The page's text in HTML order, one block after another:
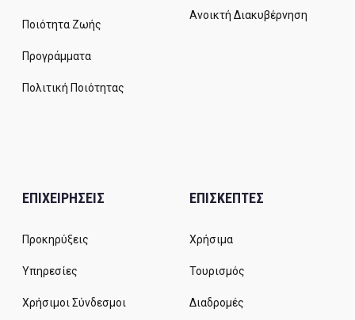
Ποιότητα Ζωής
Προγράμματα
Πολιτική Ποιότητας
Ανοικτή Διακυβέρνηση
ΕΠΙΧΕΙΡΗΣΕΙΣ
Προκηρύξεις
Υπηρεσίες
Χρήσιμοι Σύνδεσμοι
ΕΠΙΣΚΕΠΤΕΣ
Χρήσιμα
Τουρισμός
Διαδρομές